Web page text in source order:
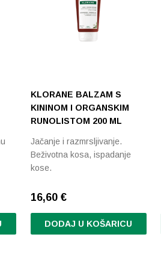
KLORANE BALZAM S
KININOM I ORGANSKIM
RUNOLISTOM 200 ML
Jačanje i razmrsljivanje.
Beživotna kosa, ispadanje
kose.
16,60 €
DODAJ U KOŠARICU